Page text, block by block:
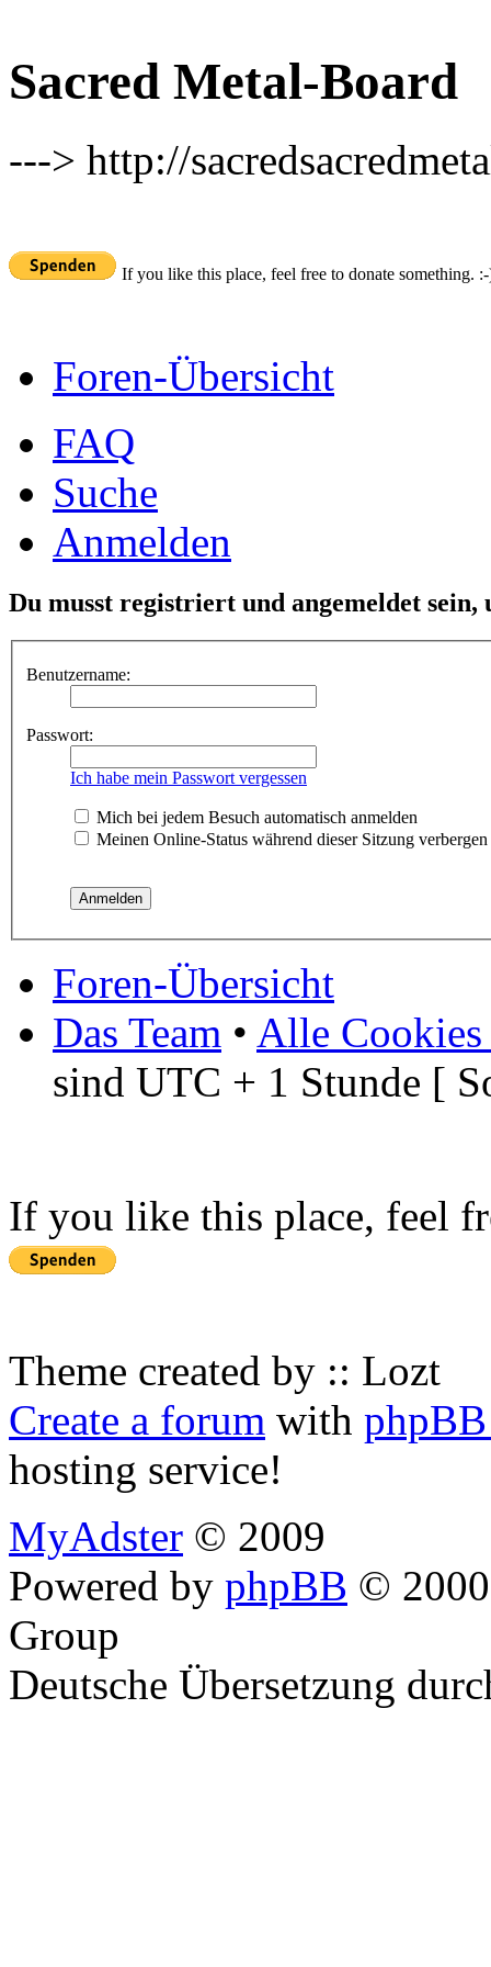
Sacred Metal-Board
---> http://
If you like this place, feel free to donate something.
Foren-Übersicht
FAQ
Suche
Anmelden
Du musst registriert und angemeldet sein,
Benutzername:
Passwort:
Ich habe mein Passwort vergessen
Mich bei jedem Besuch automatisch anmelden
Meinen Online-Status während dieser Sitzung verbergen
Foren-Übersicht
Das Team • Alle Cookies
sind UTC + 1 Stunde [
If you like this place, feel
Theme created by :: Lozt
Create a forum with
hosting service!
MyAdster © 2009
Powered by phpBB ©
Group
Deutsche Übersetzung